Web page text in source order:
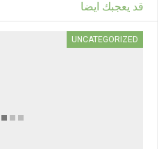
قد يعجبك ايضا
UNCATEGORIZED